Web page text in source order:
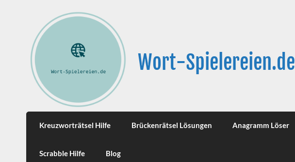
Wort-Spielereien.de
Kreuzworträtsel Hilfe Brückenrätsel Lösungen Anagramm Löser
Scrabble Hilfe Blog